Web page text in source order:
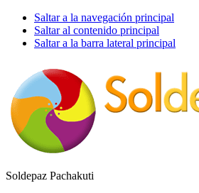
Saltar a la navegación principal
Saltar al contenido principal
Saltar a la barra lateral principal
Soldepaz Pachakuti